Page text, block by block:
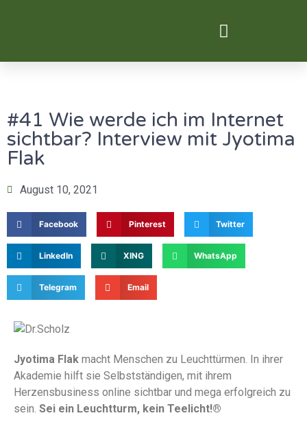
#41 Wie werde ich im Internet
sichtbar? Interview mit Jyotima
Flak
August 10, 2021
Facebook Pinterest Twitter
LinkedIn XING WhatsApp
Telegram Email
Jyotima Flak macht Menschen zu Leuchttürmen. In ihrer
Akademie hilft sie Selbstständigen, mit ihrem
Herzensbusiness online sichtbar und mega erfolgreich zu
sein. Sei ein Leuchtturm, kein Teelicht!®